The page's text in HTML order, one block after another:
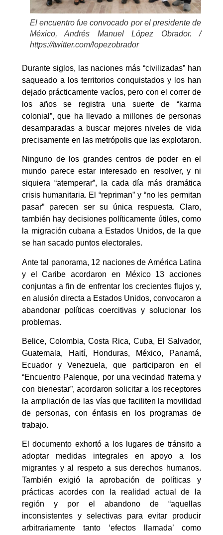
El encuentro fue convocado por el presidente de
México, Andrés Manuel López Obrador. /
https://twitter.com/lopezobrador
Durante siglos, las naciones más “civilizadas” han
saqueado a los territorios conquistados y los han
dejado prácticamente vacíos, pero con el correr de
los años se registra una suerte de “karma
colonial”, que ha llevado a millones de personas
desamparadas a buscar mejores niveles de vida
precisamente en las metrópolis que las explotaron.
Ninguno de los grandes centros de poder en el
mundo parece estar interesado en resolver, y ni
siquiera “atemperar”, la cada día más dramática
crisis humanitaria. El “repriman” y “no les permitan
pasar” parecen ser su única respuesta. Claro,
también hay decisiones políticamente útiles, como
la migración cubana a Estados Unidos, de la que
se han sacado puntos electorales.
Ante tal panorama, 12 naciones de América Latina
y el Caribe acordaron en México 13 acciones
conjuntas a fin de enfrentar los crecientes flujos y,
en alusión directa a Estados Unidos, convocaron a
abandonar políticas coercitivas y solucionar los
problemas.
Belice, Colombia, Costa Rica, Cuba, El Salvador,
Guatemala, Haití, Honduras, México, Panamá,
Ecuador y Venezuela, que participaron en el
“Encuentro Palenque, por una vecindad fraterna y
con bienestar”, acordaron solicitar a los receptores
la ampliación de las vías que faciliten la movilidad
de personas, con énfasis en los programas de
trabajo.
El documento exhortó a los lugares de tránsito a
adoptar medidas integrales en apoyo a los
migrantes y al respeto a sus derechos humanos.
También exigió la aprobación de políticas y
prácticas acordes con la realidad actual de la
región y por el abandono de “aquellas
inconsistentes y selectivas para evitar producir
arbitrariamente tanto ‘efectos llamada’ como